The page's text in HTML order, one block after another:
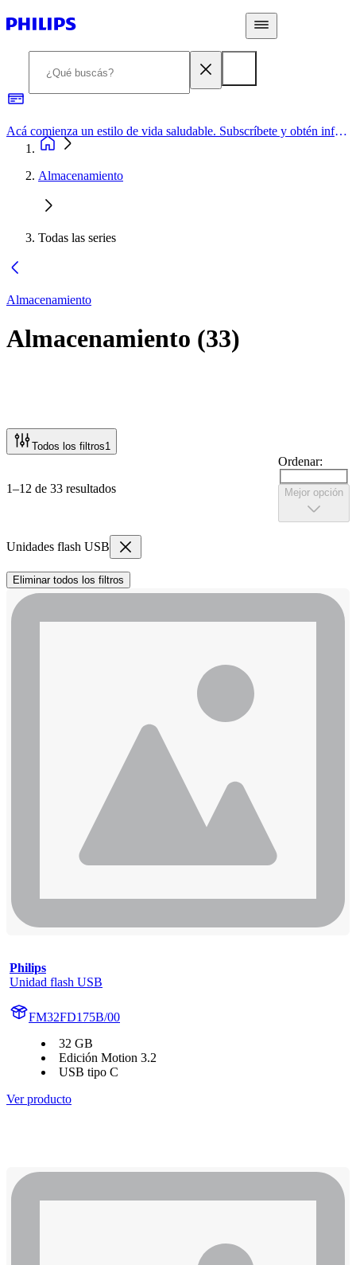
Acá comienza un estilo de vida saludable. Subscríbete y obtén información de primera mano
Almacenamiento
Todas las series
Almacenamiento
Almacenamiento (33)
Todos los filtros1
1–12 de 33 resultados
Ordenar:
Mejor opción
Unidades flash USB
Eliminar todos los filtros
Philips
Unidad flash USB
FM32FD175B/00
32 GB
Edición Motion 3.2
USB tipo C
Ver producto